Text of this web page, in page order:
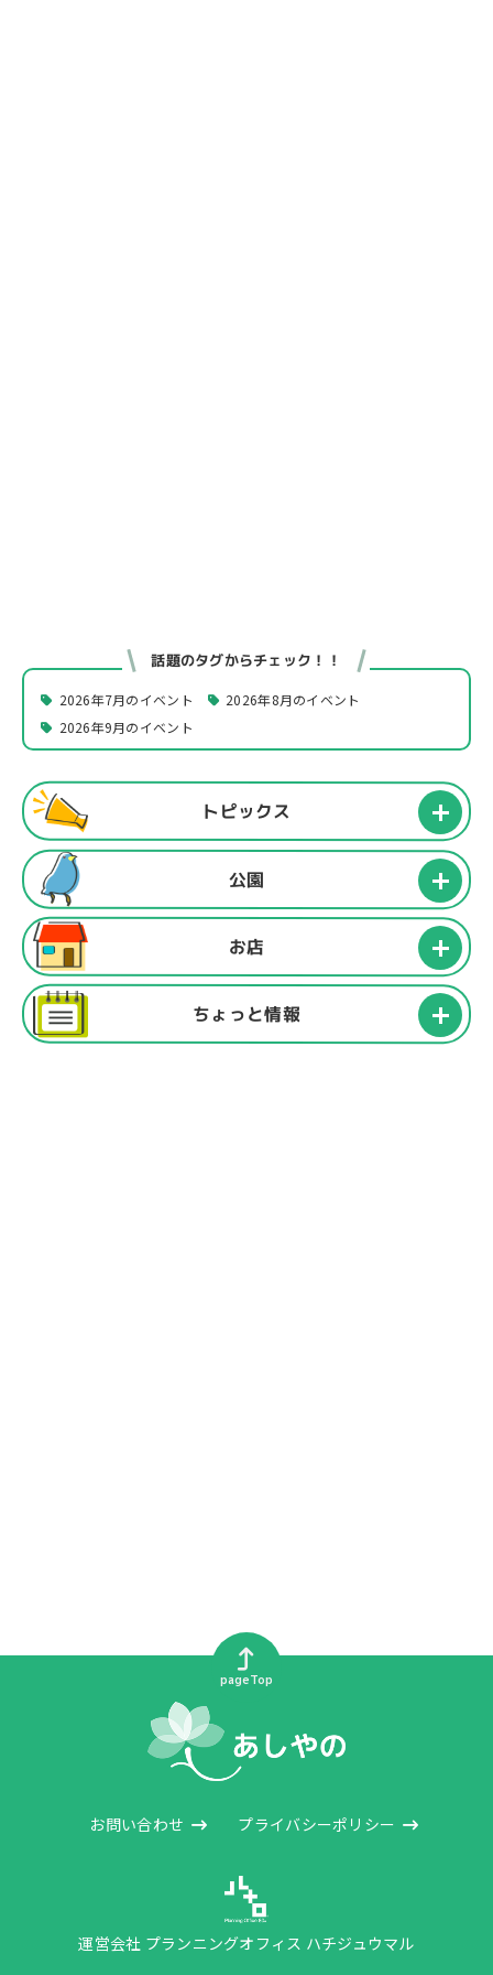
話題のタグからチェック！！
2026年7月のイベント
2026年8月のイベント
2026年9月のイベント
トピックス
公園
お店
ちょっと情報
お問い合わせ プライバシーポリシー
運営会社 プランニングオフィス ハチジュウマル
pageTop